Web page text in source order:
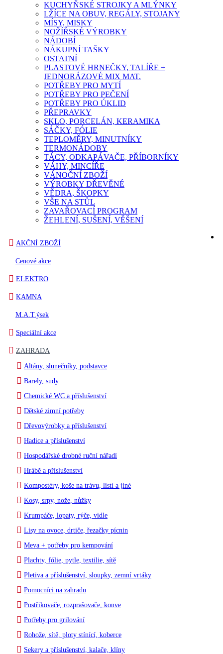
KUCHYŇSKÉ STROJKY A MLÝNKY
LŽÍCE NA OBUV, REGÁLY, STOJANY
MÍSY, MISKY
NOŽÍŘSKÉ VÝROBKY
NÁDOBÍ
NÁKUPNÍ TAŠKY
OSTATNÍ
PLASTOVÉ HRNEČKY, TALÍŘE +
JEDNORÁZOVÉ MIX MAT.
POTŘEBY PRO MYTÍ
POTŘEBY PRO PEČENÍ
POTŘEBY PRO ÚKLID
PŘEPRAVKY
SKLO, PORCELÁN, KERAMIKA
SÁČKY, FÓLIE
TEPLOMĚRY, MINUTNÍKY
TERMONÁDOBY
TÁCY, ODKAPÁVAČE, PŘÍBORNÍKY
VÁHY, MINCÍŘE
VÁNOČNÍ ZBOŽÍ
VÝROBKY DŘEVĚNÉ
VĚDRA, ŠKOPKY
VŠE NA STŮL
ZAVAŘOVACÍ PROGRAM
ŽEHLENÍ, SUŠENÍ, VĚŠENÍ
AKČNÍ ZBOŽÍ
Cenové akce
ELEKTRO
KAMNA
M.A.T.ýsek
Speciální akce
ZAHRADA
Altány, slunečníky, podstavce
Barely, sudy
Chemické WC a příslušenství
Dětské zimní potřeby
Dřevovýrobky a příslušenství
Hadice a příslušenství
Hospodářské drobné ruční nářadí
Hrábě a příslušenství
Kompostéry, koše na trávu, listí a jiné
Kosy, srpy, nože, nůžky
Krumpáče, lopaty, rýče, vidle
Lisy na ovoce, drtiče, řezačky pícnin
Meva + potřeby pro kempování
Plachty, fólie, pytle, textilie, sítě
Pletiva a příslušenství, sloupky, zemní vrtáky
Pomocníci na zahradu
Postřikovače, rozprašovače, konve
Potřeby pro grilování
Rohože, sítě, ploty stínící, koberce
Sekery a příslušenství, kalače, klíny